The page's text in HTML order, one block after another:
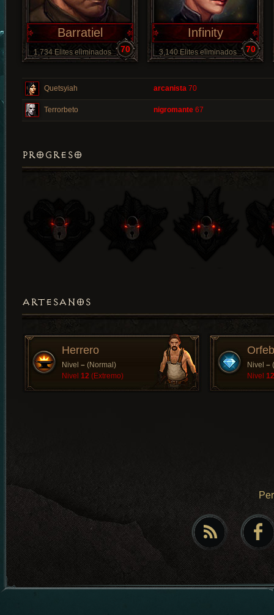
Barratiel
1,734 Elites eliminados 70
Infinity
3,140 Elites eliminados 70
Quetsyiah arcanista 70
Terrorbeto nigromante 67
PROGRESO
ARTESANOS
Herrero
Nivel – (Normal)
Nivel 12 (Extremo)
Nivel –
Nivel 12